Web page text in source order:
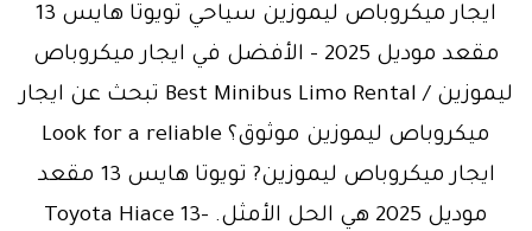
ايجار ميكروباص ليموزين سياحي تويوتا هايس 13
مقعد موديل 2025 – الأفضل في ايجار ميكروباص
ليموزين / Best Minibus Limo Rental تبحث عن ايجار
ميكروباص ليموزين موثوق؟ Look for a reliable
ايجار ميكروباص ليموزين? تويوتا هايس 13 مقعد
موديل 2025 هي الحل الأمثل. Toyota Hiace 13-